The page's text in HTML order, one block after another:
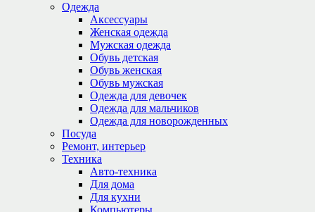
Одежда
Аксессуары
Женская одежда
Мужская одежда
Обувь детская
Обувь женская
Обувь мужская
Одежда для девочек
Одежда для мальчиков
Одежда для новорожденных
Посуда
Ремонт, интерьер
Техника
Авто-техника
Для дома
Для кухни
Компьютеры